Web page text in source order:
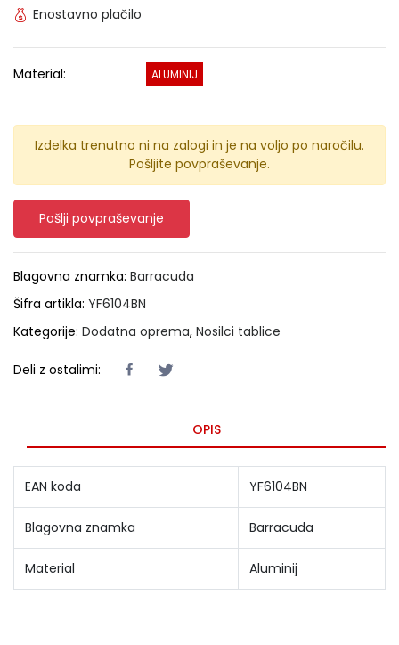
Enostavno plačilo
Material: ALUMINIJ
Izdelka trenutno ni na zalogi in je na voljo po naročilu.
Pošljite povpraševanje.
Pošlji povpraševanje
Blagovna znamka: Barracuda
Šifra artikla: YF6104BN
Kategorije: Dodatna oprema, Nosilci tablice
Deli z ostalimi:
OPIS
EAN koda YF6104BN
Blagovna znamka Barracuda
Material Aluminij